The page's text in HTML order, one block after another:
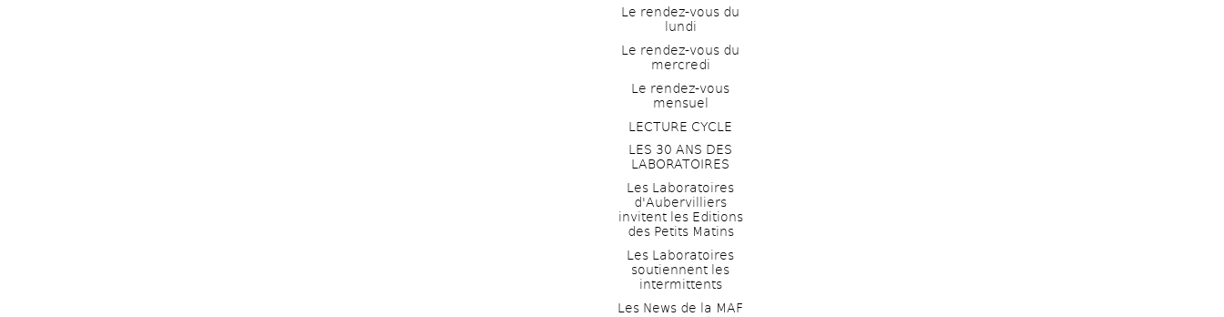
Le rendez-vous du
lundi
Le rendez-vous du
mercredi
Le rendez-vous
mensuel
LECTURE CYCLE
LES 30 ANS DES
LABORATOIRES
Les Laboratoires
d'Aubervilliers
invitent les Editions
des Petits Matins
Les Laboratoires
soutiennent les
intermittents
Les News de la MAF